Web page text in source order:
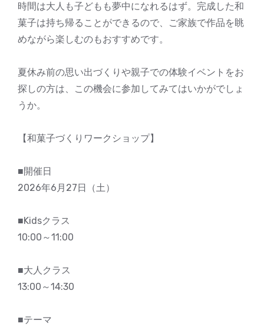
時間は大人も子どもも夢中になれるはず。完成した和
菓子は持ち帰ることができるので、ご家族で作品を眺
めながら楽しむのもおすすめです。
夏休み前の思い出づくりや親子での体験イベントをお
探しの方は、この機会に参加してみてはいかがでしょ
うか。
【和菓子づくりワークショップ】
■開催日
2026年6月27日（土）
■Kidsクラス
10:00～11:00
■大人クラス
13:00～14:30
■テーマ